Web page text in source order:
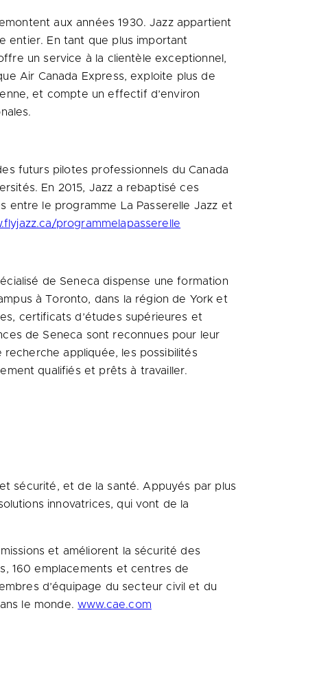
aux années 1930. Jazz appartient
entier. En tant que plus important
un service à la clientèle exceptionnel,
Air Canada Express, exploite plus de
et compte un effectif d’environ
futurs pilotes professionnels du Canada
En 2015, Jazz a rebaptisé ces
entre le programme La Passerelle Jazz et
programmelapasserelle
de Seneca dispense une formation
à Toronto, dans la région de York et
certificats d’études supérieures et
de Seneca sont reconnues pour leur
appliquée, les possibilités
qualifiés et prêts à travailler.
sécurité, et de la santé. Appuyés par plus
innovatrices, qui vont de la
et améliorent la sécurité des
160 emplacements et centres de
d’équipage du secteur civil et du
le monde.www.cae.com